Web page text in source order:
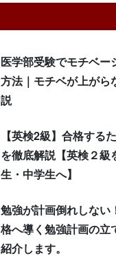
医学部受験でモチベー
方法｜モチベが上がら
説
【英検2級】合格する
を徹底解説【英検２級
生・中学生へ】
勉強が計画倒れしない
格へ導く勉強計画の立
紹介します。